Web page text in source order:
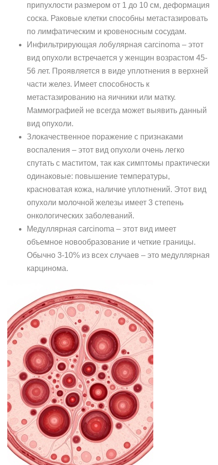
припухлости размером от 1 до 10 см, деформация
соска. Раковые клетки способны метастазировать
по лимфатическим и кровеносным сосудам.
Инфильтрирующая лобулярная carcinoma – этот
вид опухоли встречается у женщин возрастом 45-
56 лет. Проявляется в виде уплотнения в верхней
части желез. Имеет способность к
метастазированию на яичники или матку.
Маммографией не всегда может выявить данный
вид опухоли.
Злокачественное поражение с признаками
воспаления – этот вид опухоли очень легко
спутать с маститом, так как симптомы практически
одинаковые: повышение температуры,
красноватая кожа, наличие уплотнений. Этот вид
опухоли молочной железы имеет 3 степень
онкологических заболеваний.
Медуллярная carcinoma – этот вид имеет
объемное новообразование и четкие границы.
Обычно 3-10% из всех случаев – это медуллярная
карцинома.